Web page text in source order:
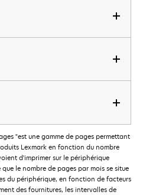
"est une gamme de pages permettant
Lexmark en fonction du nombre
d'imprimer sur le périphérique
le nombre de pages par mois se situe
du périphérique, en fonction de facteurs
des fournitures, les intervalles de